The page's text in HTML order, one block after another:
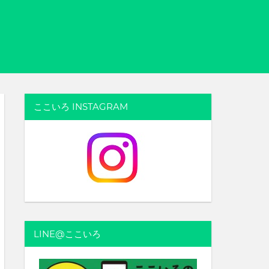
ここいろ INSTAGRAM
LINE@ここいろ